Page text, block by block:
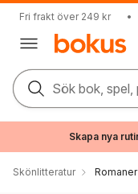
Fri frakt över 249 kr •
Sök bok, spel,
Skapa nya
Skönlitteratur Romaner